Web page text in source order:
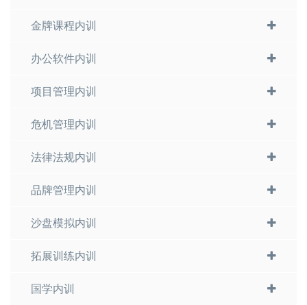
金牌课程内训
办公软件内训
项目管理内训
危机管理内训
法律法规内训
品牌管理内训
沙盘模拟内训
拓展训练内训
国学内训